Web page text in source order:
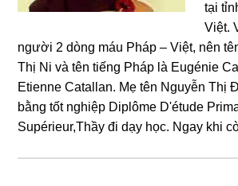
tại
Việt.
người 2 dòng máu Pháp – Việt, nên
Thị Ni và tên tiếng Pháp là Eugénie
Etienne Catallan. Mẹ tên Nguyễn Thị
bằng tốt nghiệp Diplôme D'étude
Supérieur,Thầy đi dạy học. Ngay khi